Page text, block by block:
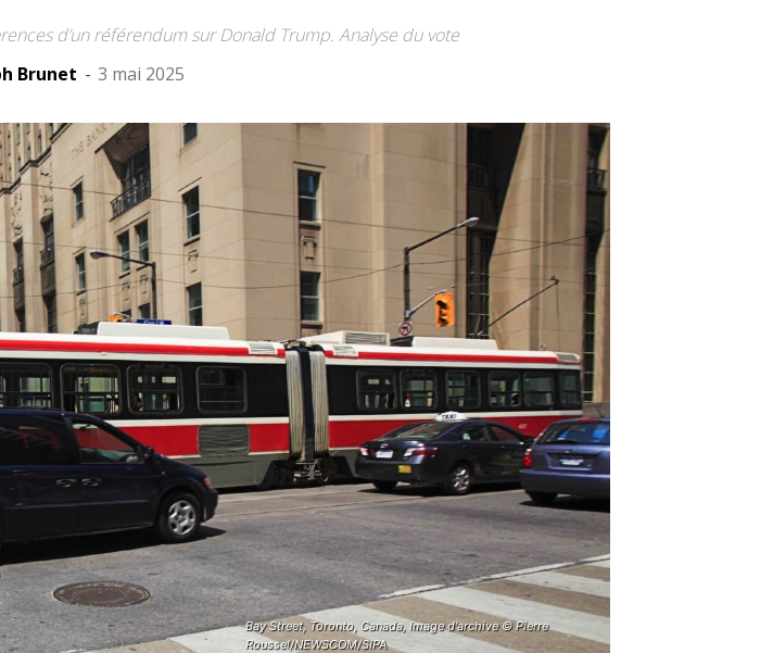
d’un référendum sur Donald Trump. Analyse du vote
Brunet - 3 mai 2025
Bay Street, Toronto, Canada, Image d'archive © Pierre
Roussel/NEWSCOM/SIPA